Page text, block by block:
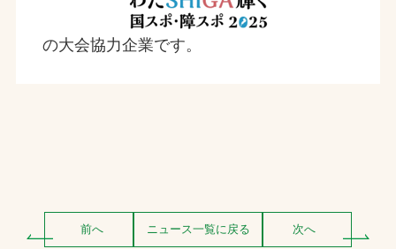
の大会協力企業です。
前へ ニュース一覧に戻る 次へ